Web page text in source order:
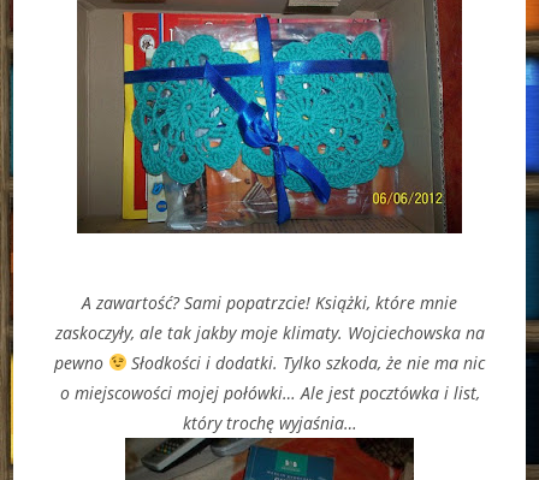
A zawartość? Sami popatrzcie! Książki, które mnie
zaskoczyły, ale tak jakby moje klimaty. Wojciechowska na
pewno
Słodkości i dodatki. Tylko szkoda, że nie ma nic
o miejscowości mojej połówki… Ale jest pocztówkai list,
który trochę wyjaśnia…